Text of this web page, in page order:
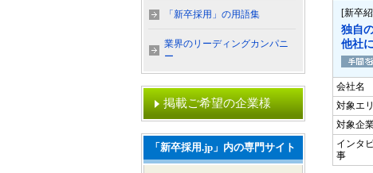
[新卒
独自
他社
会社名
対象エ
対象企
インタ
事
「新卒採用」の用語集
業界のリーディングカンパニ
ー
掲載ご希望の企業様
「新卒採用.jp」内の専門サイト